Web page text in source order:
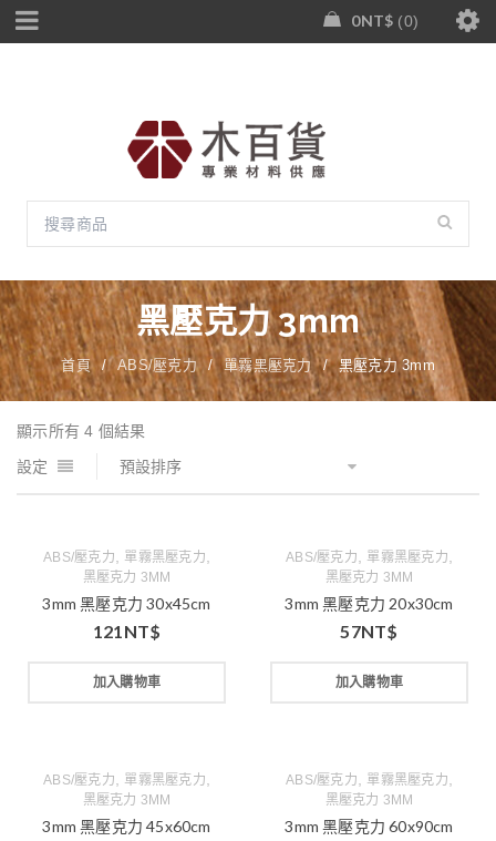
0NT$ 0
黑壓克力 3mm
首頁 / ABS/壓克力 / 單霧黑壓克力 / 黑壓克力 3mm
顯示所有 4 個結果
設定
預設排序
ABS/壓克力 單霧黑壓克力
黑壓克力 3MM
3mm 黑壓克力 30x45cm
121 NT$
加入購物車
ABS/壓克力 單霧黑壓克力
黑壓克力 3MM
3mm 黑壓克力 20x30cm
57NT$
加入購物車
ABS/壓克力 單霧黑壓克力
黑壓克力 3MM
3mm 黑壓克力 45x60cm
ABS/壓克力 單霧黑壓克力
黑壓克力 3MM
3mm 黑壓克力 60x90cm